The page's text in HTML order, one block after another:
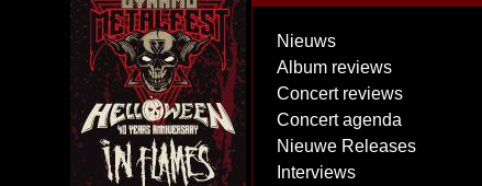
Nieuws
Album reviews
Concert reviews
Concert agenda
Nieuwe Releases
Interviews